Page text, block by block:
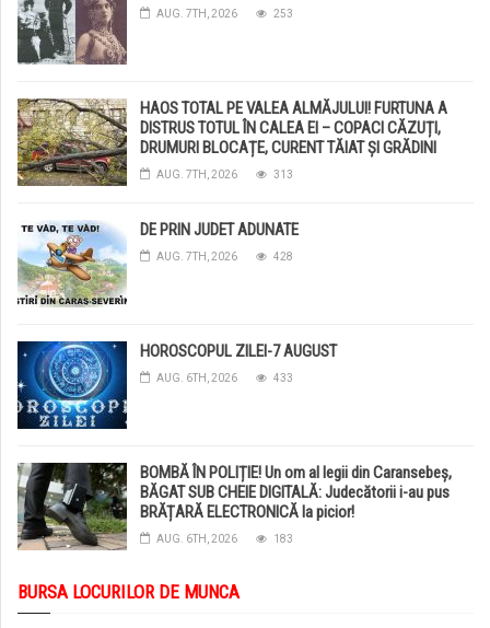
AUG. 7TH, 2026 253
HAOS TOTAL PE VALEA ALMĂJULUI! FURTUNA A
DISTRUS TOTUL ÎN CALEA EI – COPACI CĂZUȚI,
DRUMURI BLOCAȚE, CURENT TĂIAT ȘI GRĂDINI
DISTRUSE DE GRINDINĂ!
AUG. 7TH, 2026 313
DE PRIN JUDET ADUNATE
AUG. 7TH, 2026 428
HOROSCOPUL ZILEI-7 AUGUST
AUG. 6TH, 2026 433
BOMBĂ ÎN POLIȚIE! Un om al legii din Caransebeș,
BĂGAT SUB CHEIE DIGITALĂ: Judecătorii i-au pus
BRĂȚARĂ ELECTRONICĂ la picior!
AUG. 6TH, 2026 183
BURSA LOCURILOR DE MUNCA